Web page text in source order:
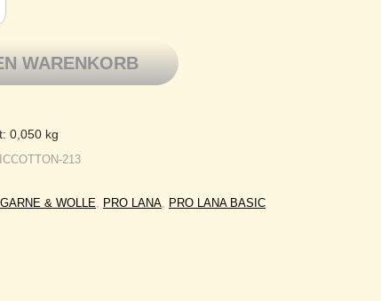
WARENKORB
0,050 kg
213
GARNE & WOLLE PRO LANA
PRO LANA BASIC